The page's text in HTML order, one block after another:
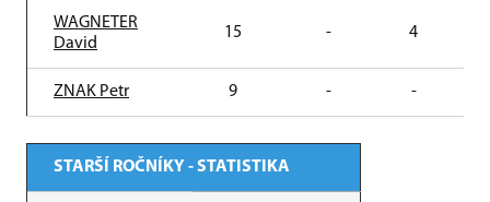
WAGNETER
David
15 - 4
ZNAK Petr 9 - -
STARŠÍ ROČNÍKY - STATISTIKA